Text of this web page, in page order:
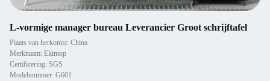
L-vormige manager bureau Leverancier Groot schrijftafel
Plaats van herkomst: China
Merknaam: Ekintop
Certificering: SGS
Modelnummer: G601